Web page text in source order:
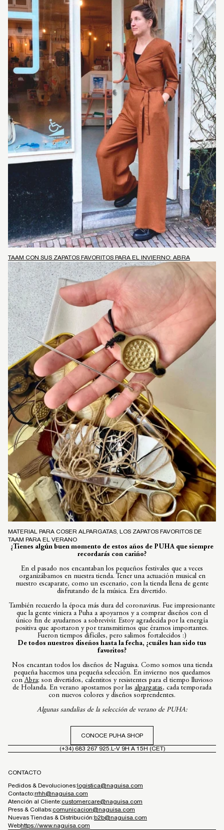
TAAM CON SUS ZAPATOS FAVORITOS PARA EL INVIERNO: ABRA
MATERIAL PARA COSER ALPARGATAS, LOS ZAPATOS FAVORITOS DE
TAAM PARA EL VERANO
¿Tienes algún buen momento de estos años de PUHA que siempre
recordarás con cariño?
En el pasado nos encantaban los pequeños festivales que a veces
organizábamos en nuestra tienda. Tener una actuación musical en
nuestro escaparate, como un escenario, con la tienda llena de gente
disfrutando de la música. Era divertido.
También recuerdo la época más dura del coronavirus. Fue impresionante
que la gente viniera a Puha a apoyarnos y a comprar diseños con el
único fin de ayudarnos a sobrevivir. Estoy agradecida por la energía
positiva que aportaron y por transmitirnos que éramos importantes.
Fueron tiempos difíciles, pero salimos fortalecidos :)
De todos nuestros diseños hasta la fecha, ¿cuáles han sido tus
favoritos?
Nos encantan todos los diseños de Naguisa. Como somos una tienda
pequeña hacemos una pequeña selección. En invierno nos quedamos
conAbra; son divertidos, calentitos y resistentes para el tiempo lluvioso
de Holanda. En verano apostamos por las alpargatas, cada temporada
con nuevos colores y diseños sorprendentes.
Algunas sandalias de la selección de verano de PUHA:
CONOCE PUHA SHOP
(+34) 683 267 925.L-V 9H A 15H (CET)
CONTACTO
Pedidos & Devoluciones:logistica@naguisa.com
Contacto:rrhh@naguisa.com
Atención al Cliente:customercare@naguisa.com
Press & Collabs:comunicacion@naguisa.com
Nuevas Tiendas & Distribución:b2b@naguisa.com
Webhttps://www.naguisa.com